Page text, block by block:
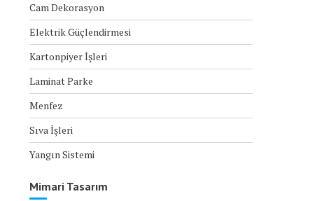
Cam Dekorasyon
Elektrik Güçlendirmesi
Kartonpiyer İşleri
Laminat Parke
Menfez
Sıva İşleri
Yangın Sistemi
Mimari Tasarım